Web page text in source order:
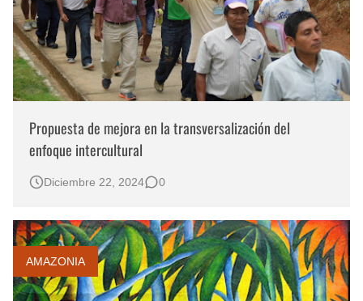
Propuesta de mejora en la transversalización del
enfoque intercultural
Diciembre 22, 2024 0
AMAZONIA